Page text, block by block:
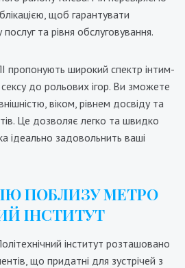
щоб гарантувати
та рівня обслуговування.
пропонують широкий спектр інтим-
до рольових ігор. Ви зможете
віком, рівнем досвіду та
Це дозволяє легко та швидко
ідеально задовольнить ваші
ПОБЛИЗУ МЕТРО
ІНСТИТУТ
інститут розташовано
що придатні для зустрічей з